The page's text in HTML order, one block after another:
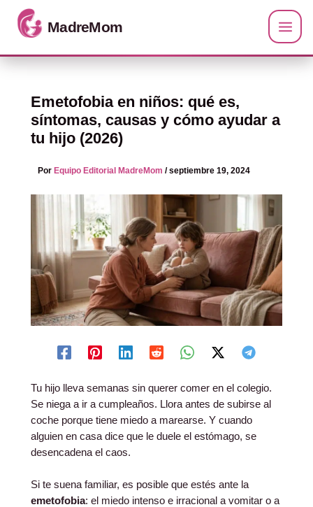
Ir al contenido
Emetofobia en niños: qué es,
síntomas, causas y cómo ayudar a
tu hijo (2026)
Por Equipo Editorial MadreMom /septiembre 19, 2024
Tu hijo lleva semanas sin querer comer en el colegio.
Se niega a ir a cumpleaños. Llora antes de subirse al
coche porque tiene miedo a marearse. Y cuando
alguien en casa dice que le duele el estómago, se
desencadena el caos.
Si te suena familiar, es posible que estés ante la
emetofobia: el miedo intenso e irracional a vomitar o a